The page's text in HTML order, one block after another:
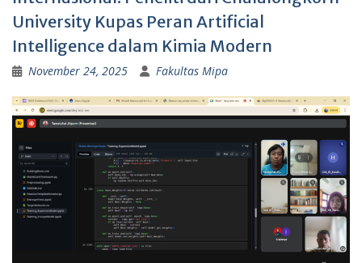
University Kupas Peran Artificial
Intelligence dalam Kimia Modern
November 24, 2025 Fakultas Mipa